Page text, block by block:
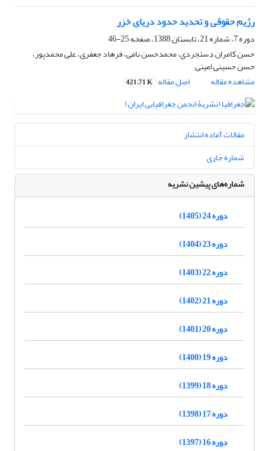
رژیم حقوقی و تحدید حدود دریای خزر
دوره 7، شماره 21، تابستان 1388، صفحه
25-46
حسن کامران دستجردی، محمدحسن نامی، فرهاد جعفری، علی محمدپور،
حسن حسینی امینی
مشاهده مقاله
اصل مقاله 421.71 K
مقالات آماده انتشار
شماره جاری
شماره‌های پیشین نشریه
دوره 24 (1405)
دوره 23 (1404)
دوره 22 (1403)
دوره 21 (1402)
دوره 20 (1401)
دوره 19 (1400)
دوره 18 (1399)
دوره 17 (1398)
دوره 16 (1397)